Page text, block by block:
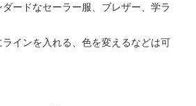
ダードなセーラー服、ブレザー、学ラ
ラインを入れる、色を変えるなどは可